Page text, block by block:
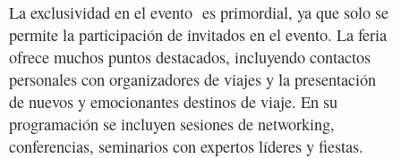
La exclusividad en el evento es primordial, ya que solo se
permite la participación de invitados en el evento. La feria
ofrece muchos puntos destacados, incluyendo contactos
personales con organizadores de viajes y la presentación
de nuevos y emocionantes destinos de viaje. En su
programación se incluyen sesiones de networking,
conferencias, seminarios con expertos líderes y fiestas.